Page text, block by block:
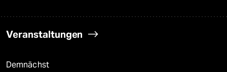
Veranstaltungen
Demnächst